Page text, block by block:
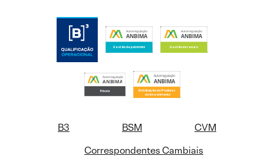
B3 BSM
CVM
Correspondentes Cambiais